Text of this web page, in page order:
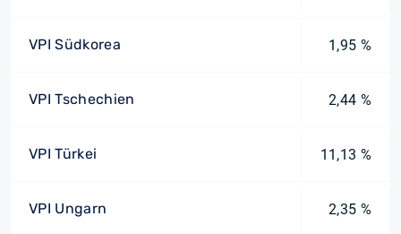
VPI Südkorea 1,95 %
VPI Tschechien 2,44 %
VPI Türkei 11,13 %
VPI Ungarn 2,35 %